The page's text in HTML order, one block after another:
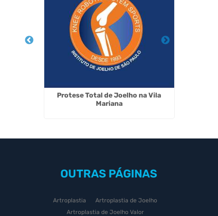
Protese Total de Joelho na Vila
Mariana
OUTRAS PÁGINAS
Artroplastia
Artroplastia de Joelho
Artroplastia de Joelho Valor